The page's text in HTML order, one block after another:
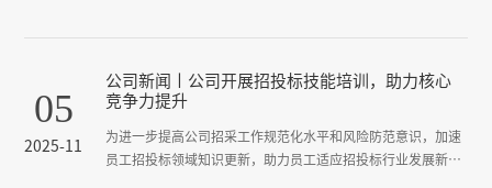
理谢涛、张潇等班子成员和相关同志陪同调研。调研会上，陈
崎虎首先向拉萨发改委领导一行介绍了成咨公司的发展历程、
业务布局及成效、&...
05
2025-11
公司新闻丨公司开展招投标技能培训，助力核心
竞争力提升
为进一步提高公司招采工作规范化水平和风险防范意识，加速
员工招投标领域知识更新，助力员工适应招投标行业发展新趋